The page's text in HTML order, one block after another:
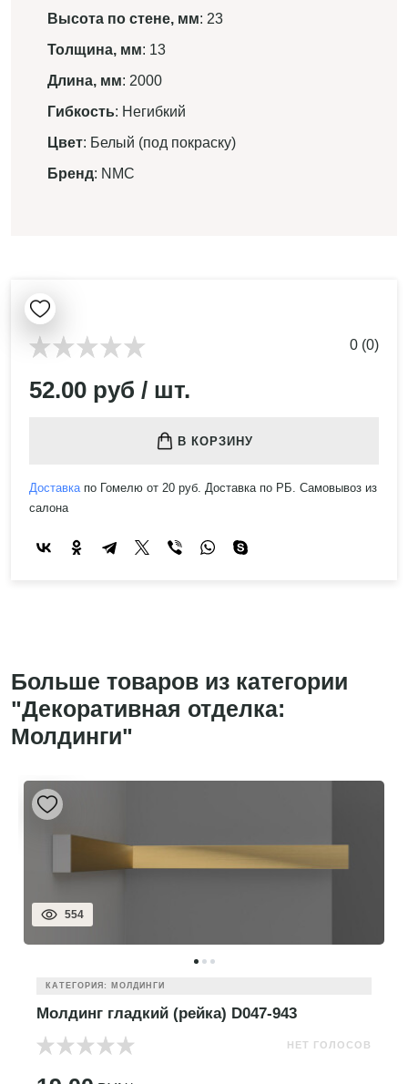
Высота по стене, мм: 23
Толщина, мм: 13
Длина, мм: 2000
Гибкость: Негибкий
Цвет: Белый (под покраску)
Бренд: NMC
0 (0)
52.00 руб / шт.
В КОРЗИНУ
Доставкапо Гомелю от 20 руб. Доставка по РБ. Самовывоз из
салона
Больше товаров из категории
"Декоративная отделка:
Молдинги"
554
КАТЕГОРИЯ: МОЛДИНГИ
Молдинг гладкий (рейка) D047-943
НЕТ ГОЛОСОВ